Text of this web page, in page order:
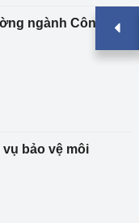
ngành Công
bảo vệ môi